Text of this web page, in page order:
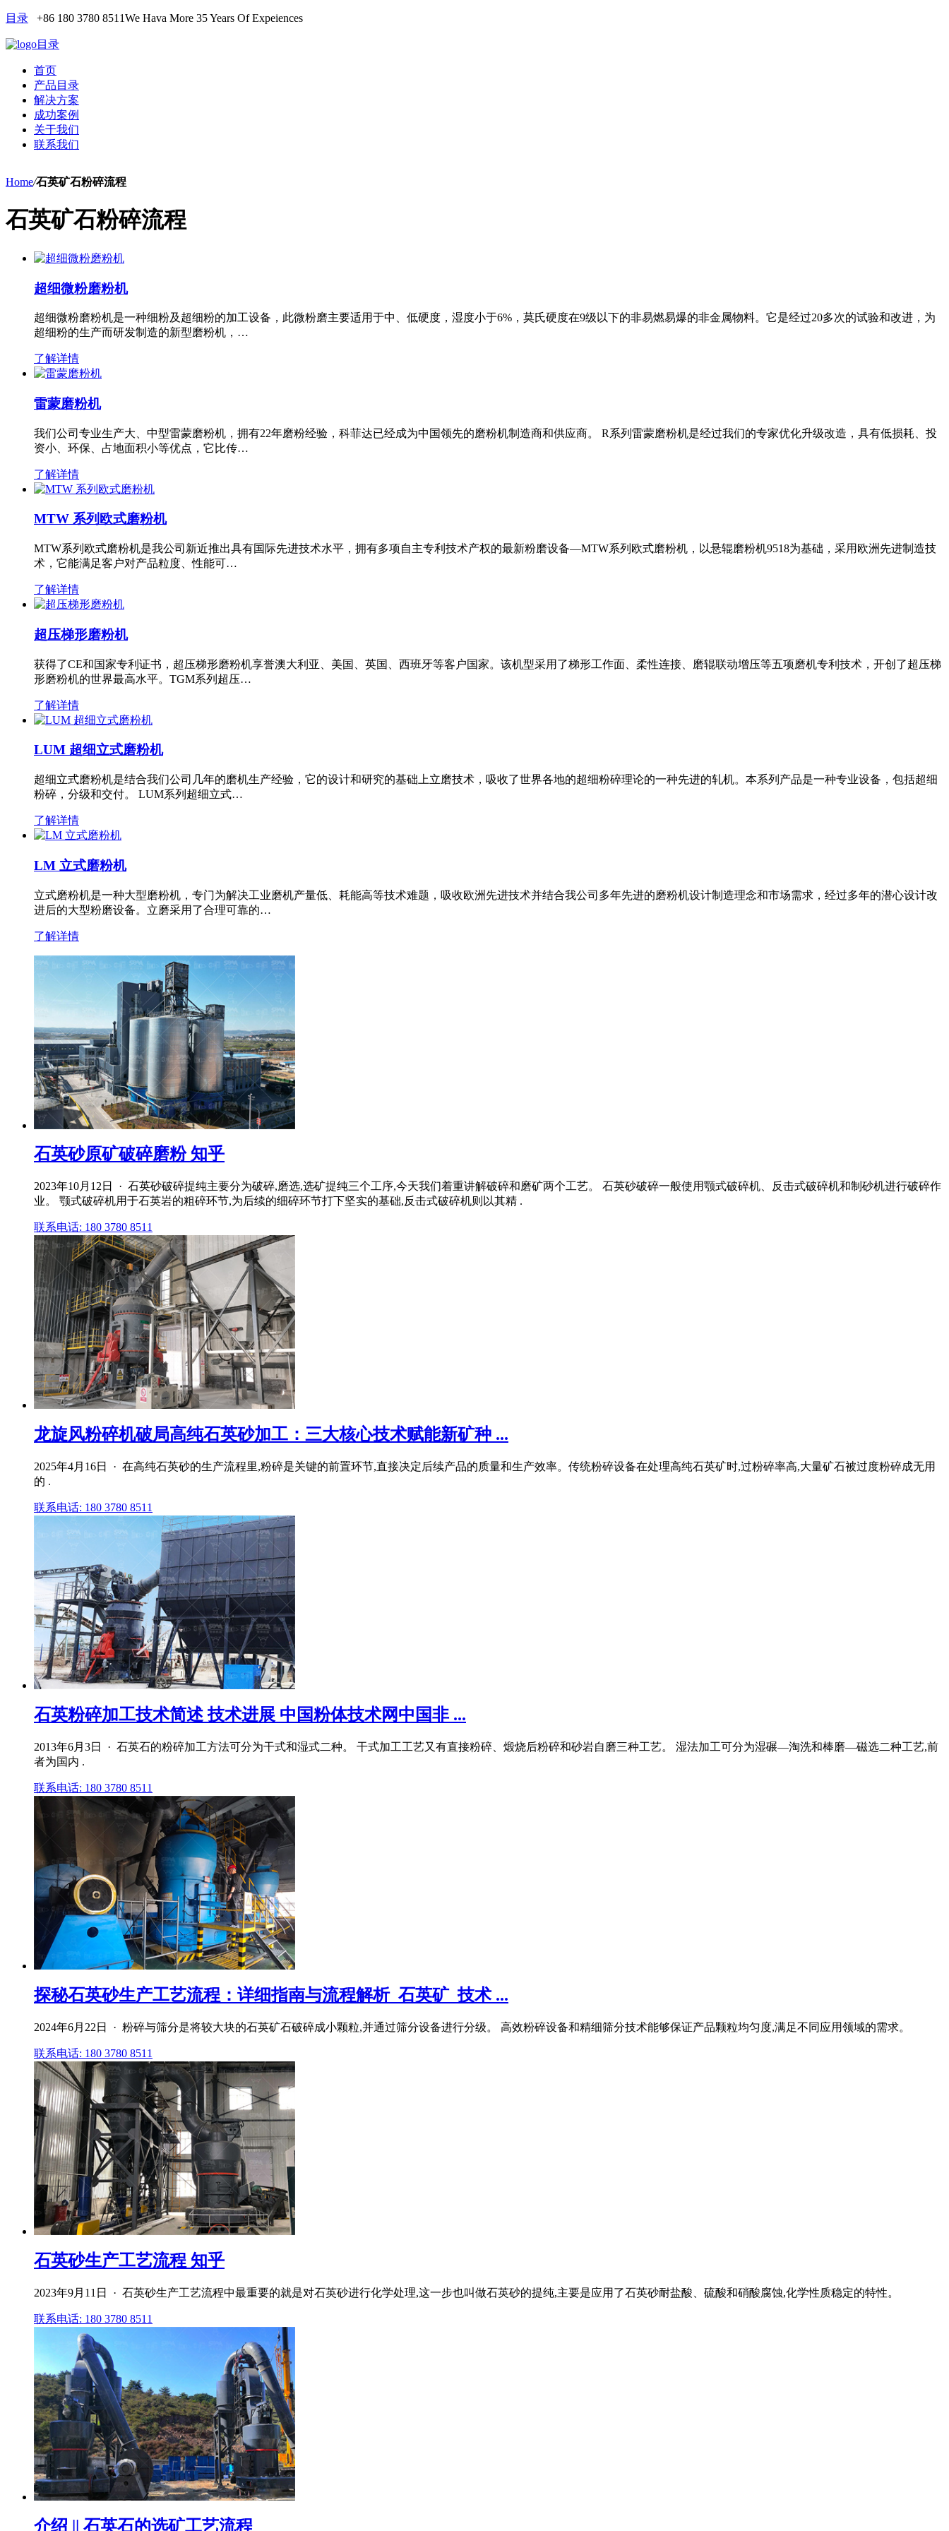
目录 +86 180 3780 8511We Hava More 35 Years Of Expeiences
目录
首页
产品目录
解决方案
成功案例
关于我们
联系我们
Home/石英矿石粉碎流程
石英矿石粉碎流程
超细微粉磨粉机
超细微粉磨粉机是一种细粉及超细粉的加工设备，此微粉磨主要适用于中、低硬度，湿度小于6%，莫氏硬度在9级以下的非易燃易爆的非金属物料。它是经过20多次的试验和改进，为
超细粉的生产而研发制造的新型磨粉机，…
了解详情
雷蒙磨粉机
我们公司专业生产大、中型雷蒙磨粉机，拥有22年磨粉经验，科菲达已经成为中国领先的磨粉机制造商和供应商。 R系列雷蒙磨粉机是经过我们的专家优化升级改造，具有低损耗、投
资小、环保、占地面积小等优点，它比传…
了解详情
MTW 系列欧式磨粉机
MTW系列欧式磨粉机是我公司新近推出具有国际先进技术水平，拥有多项自主专利技术产权的最新粉磨设备—MTW系列欧式磨粉机，以悬辊磨粉机9518为基础，采用欧洲先进制造技
术，它能满足客户对产品粒度、性能可…
了解详情
超压梯形磨粉机
获得了CE和国家专利证书，超压梯形磨粉机享誉澳大利亚、美国、英国、西班牙等客户国家。该机型采用了梯形工作面、柔性连接、磨辊联动增压等五项磨机专利技术，开创了超压梯
形磨粉机的世界最高水平。TGM系列超压…
了解详情
LUM 超细立式磨粉机
超细立式磨粉机是结合我们公司几年的磨机生产经验，它的设计和研究的基础上立磨技术，吸收了世界各地的超细粉碎理论的一种先进的轧机。本系列产品是一种专业设备，包括超细
粉碎，分级和交付。 LUM系列超细立式…
了解详情
LM 立式磨粉机
立式磨粉机是一种大型磨粉机，专门为解决工业磨机产量低、耗能高等技术难题，吸收欧洲先进技术并结合我公司多年先进的磨粉机设计制造理念和市场需求，经过多年的潜心设计改
进后的大型粉磨设备。立磨采用了合理可靠的…
了解详情
石英砂原矿破碎磨粉 知乎
2023年10月12日 · 石英砂破碎提纯主要分为破碎,磨选,选矿提纯三个工序,今天我们着重讲解破碎和磨矿两个工艺。 石英砂破碎一般使用颚式破碎机、反击式破碎机和制砂机进行破碎作
业。 颚式破碎机用于石英岩的粗碎环节,为后续的细碎环节打下坚实的基础,反击式破碎机则以其精 .
联系电话: 180 3780 8511
龙旋风粉碎机破局高纯石英砂加工：三大核心技术赋能新矿种 ...
2025年4月16日 · 在高纯石英砂的生产流程里,粉碎是关键的前置环节,直接决定后续产品的质量和生产效率。传统粉碎设备在处理高纯石英矿时,过粉碎率高,大量矿石被过度粉碎成无用
的 .
联系电话: 180 3780 8511
石英粉碎加工技术简述 技术进展 中国粉体技术网中国非 ...
2013年6月3日 · 石英石的粉碎加工方法可分为干式和湿式二种。 干式加工工艺又有直接粉碎、煅烧后粉碎和砂岩自磨三种工艺。 湿法加工可分为湿碾—淘洗和棒磨—磁选二种工艺,前
者为国内 .
联系电话: 180 3780 8511
探秘石英砂生产工艺流程：详细指南与流程解析_石英矿_技术 ...
2024年6月22日 · 粉碎与筛分是将较大块的石英矿石破碎成小颗粒,并通过筛分设备进行分级。 高效粉碎设备和精细筛分技术能够保证产品颗粒均匀度,满足不同应用领域的需求。
联系电话: 180 3780 8511
石英砂生产工艺流程 知乎
2023年9月11日 · 石英砂生产工艺流程中最重要的就是对石英砂进行化学处理,这一步也叫做石英砂的提纯,主要是应用了石英砂耐盐酸、硫酸和硝酸腐蚀,化学性质稳定的特性。
联系电话: 180 3780 8511
介绍 || 石英石的选矿工艺流程